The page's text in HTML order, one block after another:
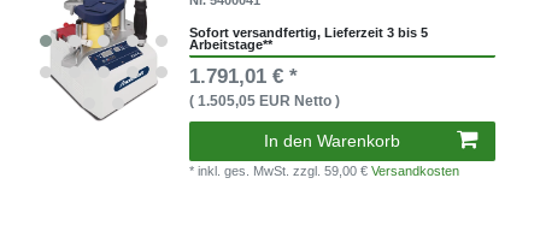
Sofort versandfertig, Lieferzeit 3 bis 5
Arbeitstage**
1.791,01 € *
( 1.505,05 EUR Netto )
In den Warenkorb
* inkl. ges. MwSt.zzgl. 59,00 €Versandkosten